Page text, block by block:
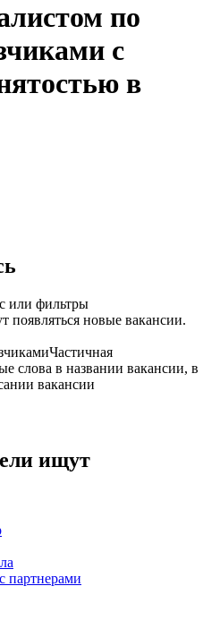
по
с
в
или фильтры
появляться новые вакансии.
Частичная
слова в названии вакансии, в
вакансии
ищут
партнерами